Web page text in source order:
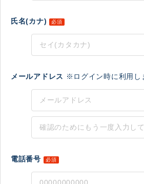
氏名(カナ) 必須
メールアドレス ※ログイン時に利用し
電話番号 必須